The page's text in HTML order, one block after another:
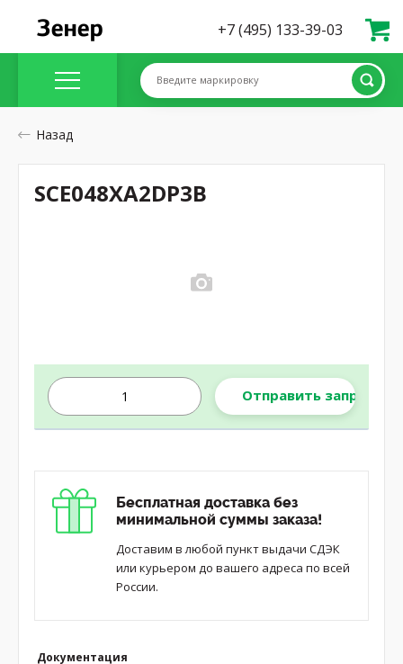
+7 (495) 133-39-03
Введите маркировку
Назад
Отправить запрос
Бесплатная доставка без
минимальной суммы заказа!
Доставим в любой пункт выдачи СДЭК
или курьером до вашего адреса по всей
России.
Документация
SCE048XA2DP3B